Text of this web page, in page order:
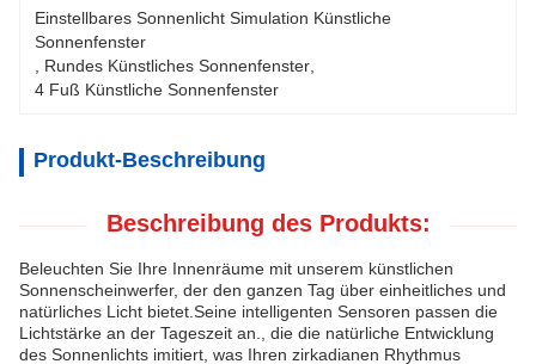
Einstellbares Sonnenlicht Simulation Künstliche
Sonnenfenster
Rundes Künstliches Sonnenfenster
4 Fuß Künstliche Sonnenfenster
Produkt-Beschreibung
Beschreibung des Produkts:
Beleuchten Sie Ihre Innenräume mit unserem künstlichen
Sonnenscheinwerfer, der den ganzen Tag über einheitliches und
natürliches Licht bietet.Seine intelligenten Sensoren passen die
Lichtstärke an der Tageszeit an., die die natürliche Entwicklung
des Sonnenlichts imitiert, was Ihren zirkadianen Rhythmus